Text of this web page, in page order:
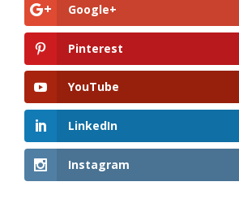
Google+
Pinterest
YouTube
LinkedIn
Instagram